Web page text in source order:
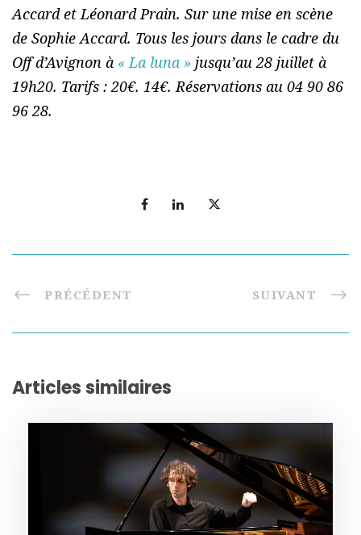
Accard et Léonard Prain. Sur une mise en scène
de Sophie Accard. Tous les jours dans le cadre du
Off d’Avignon à « La luna » jusqu’au 28 juillet à
19h20. Tarifs : 20€. 14€. Réservations au 04 90 86
96 28.
PRÉCÉDENT SUIVANT
Articles similaires